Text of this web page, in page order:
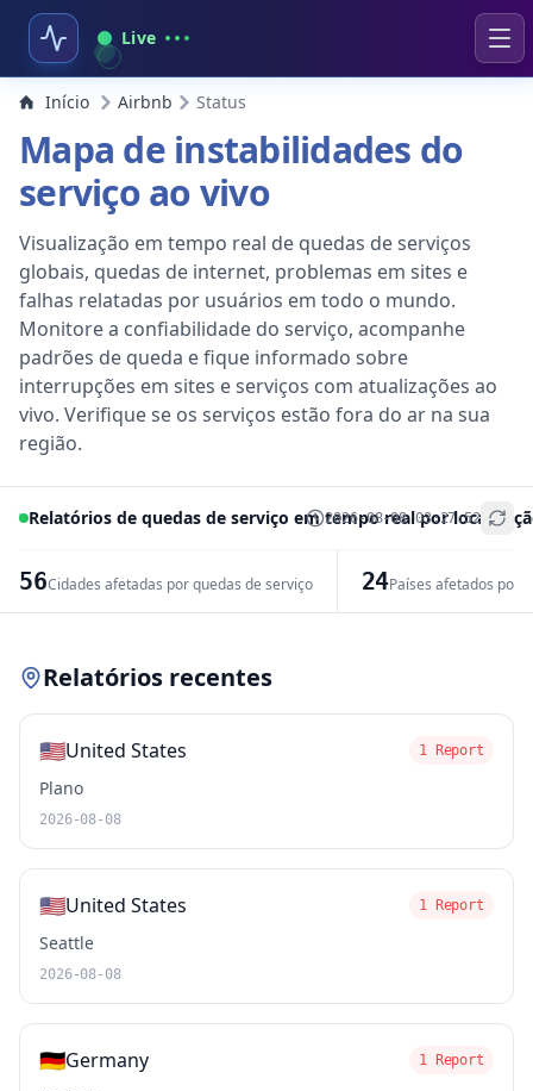
Live
Início Airbnb Status
Mapa de instabilidades do
serviço ao vivo
Visualização em tempo real de quedas de serviços
globais, quedas de internet, problemas em sites e
falhas relatadas por usuários em todo o mundo.
Monitore a confiabilidade do serviço, acompanhe
padrões de queda e fique informado sobre
interrupções em sites e serviços com atualizações ao
vivo. Verifique se os serviços estão fora do ar na sua
região.
Relatórios de quedas de serviço em tempo real por
2026-08-08 03:27:52
56Cidades afetadas por quedas de serviço 24Países afetados por
+
Relatórios recentes
🇺🇸United States 1 Report
Plano
2026-08-08
🇺🇸United States 1 Report
Seattle
2026-08-08
🇩🇪Germany 1 Report